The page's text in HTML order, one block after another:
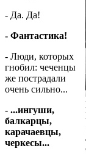
- Да. Да!
- Фантастика!
- Люди, которых
гнобил: чеченцы
же пострадали
очень сильно...
- ...ингуши,
балкарцы,
карачаевцы,
черкесы...